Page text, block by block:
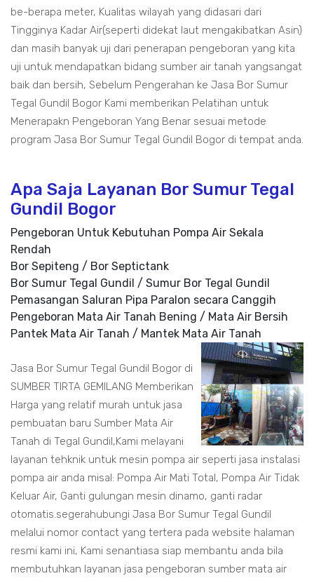
be-berapa meter, Kualitas wilayah yang didasari dari
Tingginya Kadar Air(seperti didekat laut mengakibatkan Asin)
dan masih banyak uji dari penerapan pengeboran yang kita
uji untuk mendapatkan bidang sumber air tanah yangsangat
baik dan bersih, Sebelum Pengerahan ke Jasa Bor Sumur
Tegal Gundil Bogor Kami memberikan Pelatihan untuk
Menerapakn Pengeboran Yang Benar sesuai metode
program Jasa Bor Sumur Tegal Gundil Bogor di tempat anda.
Apa Saja Layanan Bor Sumur Tegal
Gundil Bogor
Pengeboran Untuk Kebutuhan Pompa Air Sekala
Rendah
Bor Sepiteng / Bor Septictank
Bor Sumur Tegal Gundil / Sumur Bor Tegal Gundil
Pemasangan Saluran Pipa Paralon secara Canggih
Pengeboran Mata Air Tanah Bening / Mata Air Bersih
Pantek Mata Air Tanah / Mantek Mata Air Tanah
Jasa Bor Sumur Tegal Gundil Bogor di
SUMBER TIRTA GEMILANG Memberikan
Harga yang relatif murah untuk jasa
pembuatan baru Sumber Mata Air
Tanah di Tegal Gundil,Kami melayani
layanan tehknik untuk mesin pompa air seperti jasa instalasi
pompa air anda misal: Pompa Air Mati Total, Pompa Air Tidak
Keluar Air, Ganti gulungan mesin dinamo, ganti radar
otomatis.segerahubungi Jasa Bor Sumur Tegal Gundil
melalui nomor contact yang tertera pada website halaman
resmi kami ini, Kami senantiasa siap membantu anda bila
membutuhkan layanan jasa pengeboran sumber mata air